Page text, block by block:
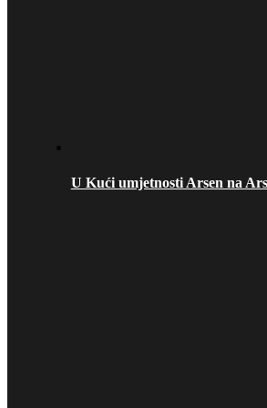
U Kući umjetnosti Arsen na